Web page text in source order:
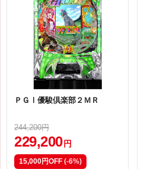
ＰＧⅠ優駿倶楽部２ＭＲ
244,200円
229,200 円
15,000円OFF (-6%)